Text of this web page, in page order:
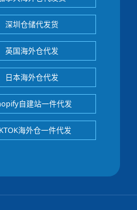
深圳仓储代发货
英国海外仓代发
日本海外仓代发
自建站一件代发
海外仓一件代发